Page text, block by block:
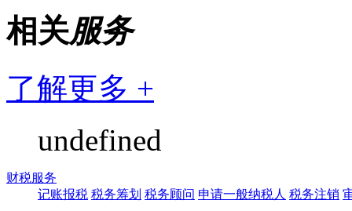
相关服务
了解更多 +
undefined
财税服务
记账报税 税务筹划 税务顾问 申请一般纳税人 税务注销